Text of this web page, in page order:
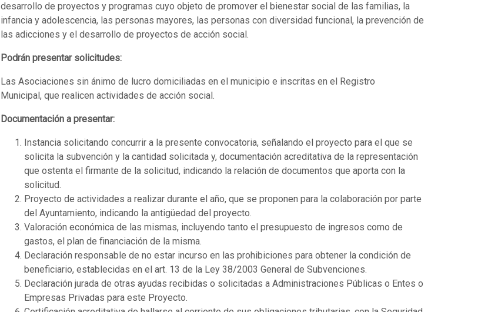
desarrollo de proyectos y programas cuyo objeto de promover el bienestar social de las familias, la
infancia y adolescencia, las personas mayores, las personas con diversidad funcional, la prevención de
las adicciones y el desarrollo de proyectos de acción social.
Podrán presentar solicitudes:
Las Asociaciones sin ánimo de lucro domiciliadas en el municipio e inscritas en el Registro
Municipal, que realicen actividades de acción social.
Documentación a presentar:
Instancia solicitando concurrir a la presente convocatoria, señalando el proyecto para el que se
solicita la subvención y la cantidad solicitada y, documentación acreditativa de la representación
que ostenta el firmante de la solicitud, indicando la relación de documentos que aporta con la
solicitud.
Proyecto de actividades a realizar durante el año, que se proponen para la colaboración por parte
del Ayuntamiento, indicando la antigüedad del proyecto.
Valoración económica de las mismas, incluyendo tanto el presupuesto de ingresos como de
gastos, el plan de financiación de la misma.
Declaración responsable de no estar incurso en las prohibiciones para obtener la condición de
beneficiario, establecidas en el art. 13 de la Ley 38/2003 General de Subvenciones.
Declaración jurada de otras ayudas recibidas o solicitadas a Administraciones Públicas o Entes o
Empresas Privadas para este Proyecto.